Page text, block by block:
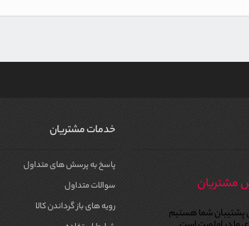
مشتریان
پشتیبان شما هستیم
خدمات مشتریان
پاسخ به پرسش های متداول
سوالات متداول
رویه های باز گرداندن کالا